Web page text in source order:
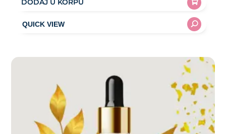
DODAJ U KORPU